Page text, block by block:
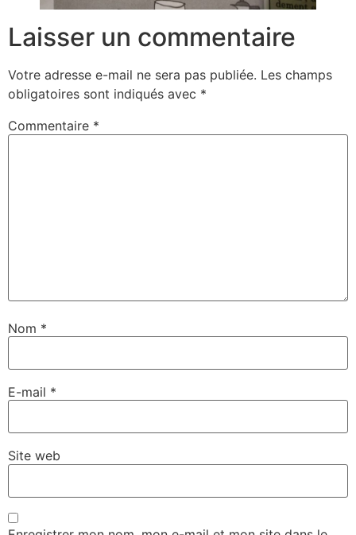
Laisser un commentaire
Votre adresse e-mail ne sera pas publiée. Les champs
obligatoires sont indiqués avec *
Commentaire *
Nom *
E-mail *
Site web